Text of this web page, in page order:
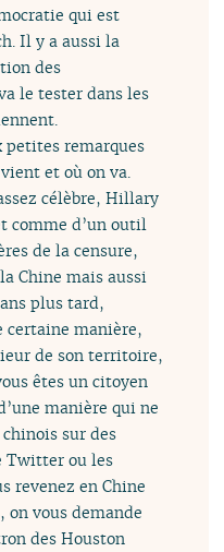
qui est
Il y a aussi la
des
le tester dans les
petites remarques
et où on va.
célèbre, Hillary
comme d’un outil
de la censure,
Chine mais aussi
plus tard,
certaine manière,
de son territoire,
êtes un citoyen
manière qui ne
sur des
Twitter ou les
revenez en Chine
on vous demande
des Houston